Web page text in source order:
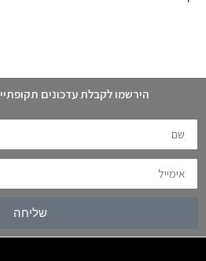
הירשמו לקבלת עדכונים
שליחה